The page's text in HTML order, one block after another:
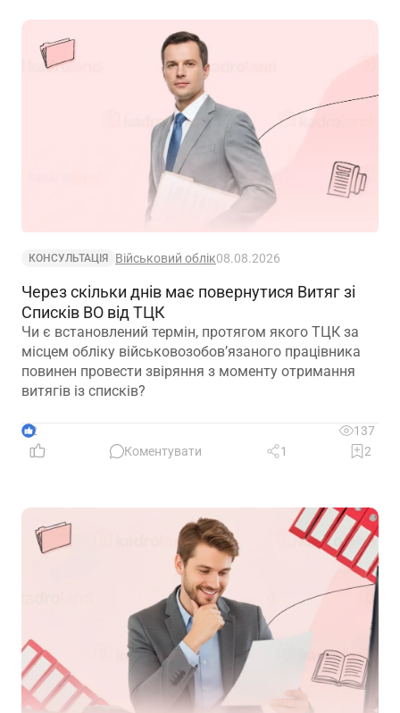
КОНСУЛЬТАЦІЯ Військовий облік08.08.2026
Через скільки днів має повернутися Витяг зі
Списків ВО від ТЦК
Чи є встановлений термін, протягом якого ТЦК за
місцем обліку військовозобов’язаного працівника
повинен провести звіряння з моменту отримання
витягів із списків?
2
137
Коментувати
1 2